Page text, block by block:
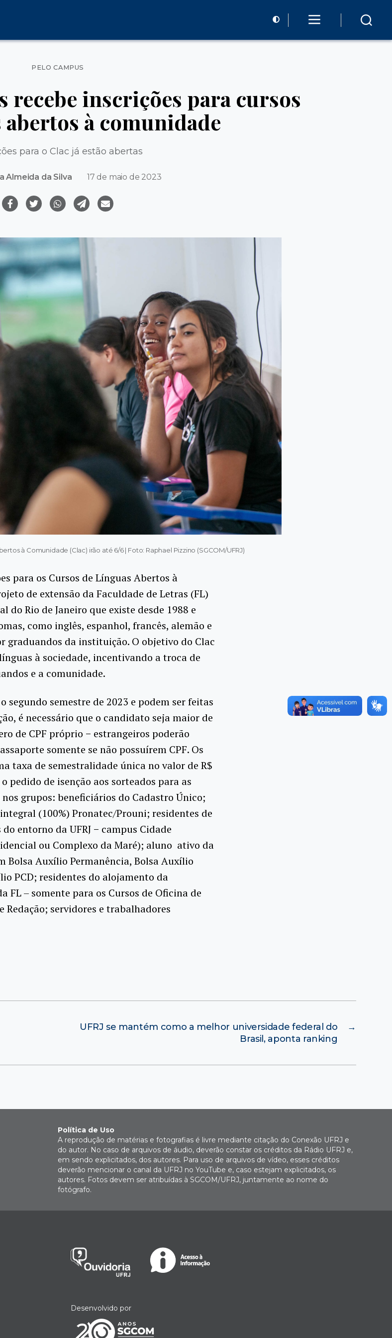
Categorias
PELO CAMPUS
recebe inscrições para cursos
à comunidade
para o Clac já estão abertas
Almeida da Silva 17 de maio de 2023
à Comunidade (Clac) irão até 6/6 | Foto: Raphael Pizzino (SGCOM/UFRJ)
para os Cursos de Línguas Abertos à
de extensão da Faculdade de Letras (FL)
do Rio de Janeiro que existe desde 1988 e
como inglês, espanhol, francês, alemão e
graduandos da instituição. O objetivo do Clac
à sociedade, incentivando a troca de
e a comunidade.
segundo semestre de 2023 e podem ser feitas
é necessário que o candidato seja maior de
de CPF próprio − estrangeiros poderão
somente se não possuírem CPF. Os
taxa de semestralidade única no valor de R$
pedido de isenção aos sorteados para as
grupos: beneficiários do Cadastro Único;
(100%) Pronatec/Prouni; residentes de
entorno da UFRJ − campus Cidade
ou Complexo da Maré); aluno ativo da
Bolsa Auxílio Permanência, Bolsa Auxílio
PCD; residentes do alojamento da
FL – somente para os Cursos de Oficina de
Redação; servidores e trabalhadores
→
UFRJ se mantém como a melhor universidade federal do
Brasil, aponta ranking
Política de Uso
A reprodução de matérias e fotografias é livre mediante citação do Conexão UFRJ e
do autor. No caso de arquivos de áudio, deverão constar os créditos da Rádio UFRJ e,
em sendo explicitados, dos autores. Para uso de arquivos de vídeo, esses créditos
deverão mencionar o canal da UFRJ no YouTube e, caso estejam explicitados, os
autores. Fotos devem ser atribuídas à SGCOM/UFRJ, juntamente ao nome do
fotógrafo.
Desenvolvido por